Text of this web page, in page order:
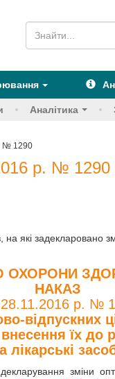
Аналітика
№ 1290
р. № 1290
на які задекларовано
ОХОРОНИ
НАКАЗ
28.11.2016 р. №
відпускних
їх до
лікарські
зміни